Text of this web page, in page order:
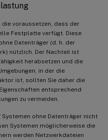
voraussetzen, dass der
Festplatte verfügt. Diese
Datenträger (d. h. der
nützlich. Der Nachteil ist
herabsetzen und die
in der die
ist, sollten Sie daher die
entsprechend
zu vermeiden.
ohne Datenträger nicht
Systemen möglicherweise die
werden Netzwerkdateien